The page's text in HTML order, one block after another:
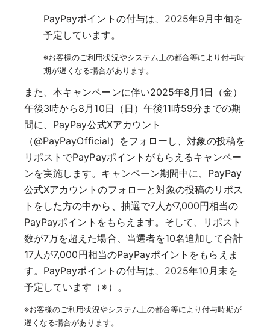
PayPayポイントの付与は、2025年9月中旬を
予定しています。
※お客様のご利用状況やシステム上の都合等により付与時
期が遅くなる場合があります。
また、本キャンペーンに伴い2025年8月1日（金）
午後3時から8月10日（日）午後11時59分までの期
間に、PayPay公式Xアカウント
（@PayPayOfficial）をフォローし、対象の投稿を
リポストでPayPayポイントがもらえるキャンペー
ンを実施します。キャンペーン期間中に、PayPay
公式Xアカウントのフォローと対象の投稿のリポス
トをした方の中から、抽選で7人が7,000円相当の
PayPayポイントをもらえます。そして、リポスト
数が7万を超えた場合、当選者を10名追加して合計
17人が7,000円相当のPayPayポイントをもらえま
す。PayPayポイントの付与は、2025年10月末を
予定しています（※）。
※お客様のご利用状況やシステム上の都合等により付与時期が
遅くなる場合があります。